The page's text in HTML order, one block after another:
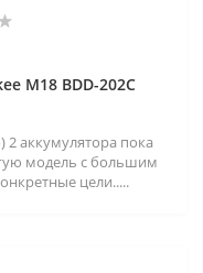
M18 BDD-202C
2 аккумулятора пока
модель с большим
цели.....